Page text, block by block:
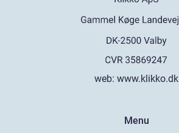
web: www.klikko.dk
Menu